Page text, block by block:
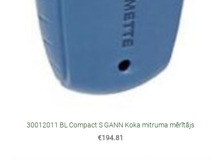
30012011 BL Compact S GANN Koka mitruma mērītājs
€194.81